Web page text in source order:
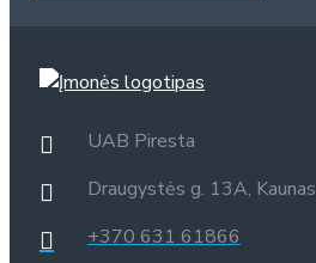
UAB Piresta
Draugystės g. 13A, Kaunas
+370 631 61866